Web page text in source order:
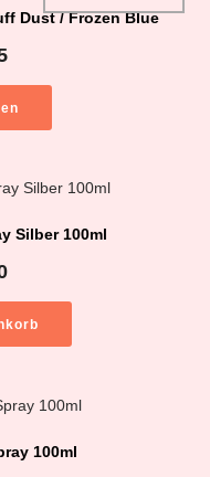
Dust / Frozen Blue
Silber 100ml
100ml